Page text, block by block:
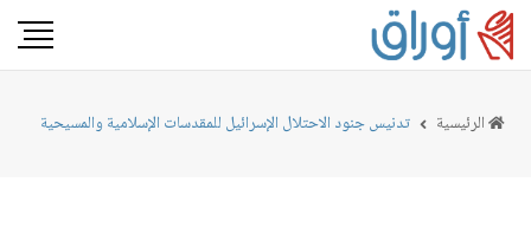
الرئيسية تدنيس جنود الاحتلال الإسرائيل للمقدسات الإسلامية والمسيحية